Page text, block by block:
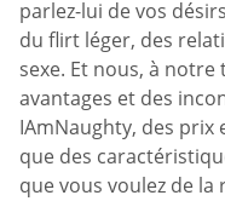
parlez-lui de vos
du flirt léger, des
sexe. Et nous, à
avantages et des
IAmNaughty, des prix
que des
que vous voulez de la